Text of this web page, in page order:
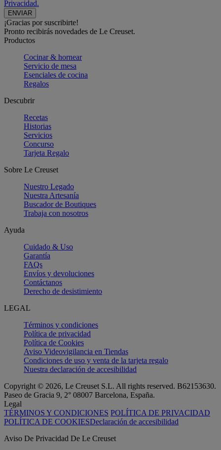
Privacidad.
¡Gracias por suscribirte!
Pronto recibirás novedades de Le Creuset.
Productos
Cocinar & hornear
Servicio de mesa
Esenciales de cocina
Regalos
Descubrir
Recetas
Historias
Servicios
Concurso
Tarjeta Regalo
Sobre Le Creuset
Nuestro Legado
Nuestra Artesanía
Buscador de Boutiques
Trabaja con nosotros
Ayuda
Cuidado & Uso
Garantía
FAQs
Envíos y devoluciones
Contáctanos
Derecho de desistimiento
LEGAL
Términos y condiciones
Política de privacidad
Política de Cookies
Aviso Videovigilancia en Tiendas
Condiciones de uso y venta de la tarjeta regalo
Nuestra declaración de accesibilidad
Copyright © 2026, Le Creuset S.L. All rights reserved. B62153630.
Paseo de Gracia 9, 2° 08007 Barcelona, España.
Legal
TÉRMINOS Y CONDICIONES POLÍTICA DE PRIVACIDAD
POLÍTICA DE COOKIESDeclaración de accesibilidad
Aviso De Privacidad De Le Creuset